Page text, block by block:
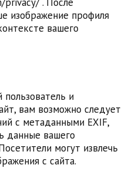
изображение профиля
вашего
пользователь и
вам возможно следует
с метаданными EXIF,
данные вашего
могут извлечь
с сайта.